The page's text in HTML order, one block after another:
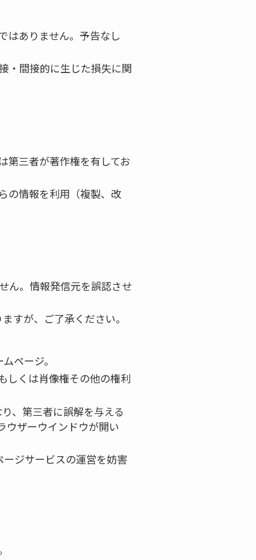
はありません。予告なし
・間接的に生じた損失に関
第三者が著作権を有してお
の情報を利用（複製、改
ん。情報発信元を誤認させ
すが、ご了承ください。
ページ。
しくは肖像権その他の権利
、第三者に誤解を与える
ウザーウインドウが開い
ージサービスの運営を妨害